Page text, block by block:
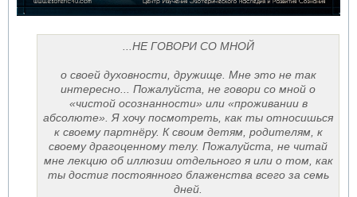
...НЕ ГОВОРИ СО МНОЙ
о своей духовности, дружище. Мне это не так
интересно... Пожалуйста, не говори со мной о
«чистой осознанности» или «проживании в
абсолюте». Я хочу посмотреть, как ты относишься
к своему партнёру. К своим детям, родителям, к
своему драгоценному телу. Пожалуйста, не читай
мне лекцию об иллюзии отдельного я или о том, как
ты достиг постоянного блаженства всего за семь
дней.